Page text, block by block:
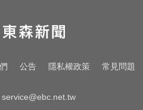
慢！專家：影響
迎狂風暴雨
「刺」老師 右眼
公告 隱私權政策 常見問題
service@ebc.net.tw